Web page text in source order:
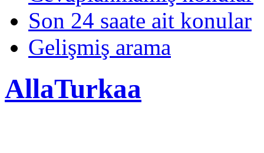
Son 24 saate ait konular
Gelişmiş arama
AllaTurkaa